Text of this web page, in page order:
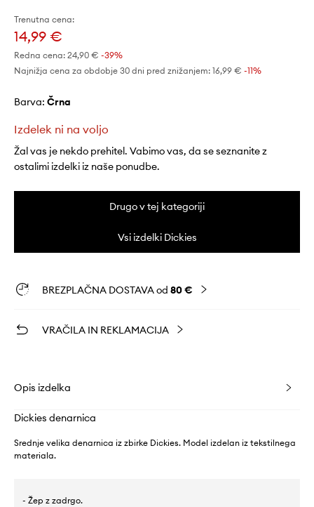
Trenutna cena:
14,99 €
Redna cena: 24,90 € -39%
Najnižja cena za obdobje 30 dni pred znižanjem: 16,99 € -11%
Barva: črna
Izdelek ni na voljo
Žal vas je nekdo prehitel. Vabimo vas, da se seznanite z
ostalimi izdelki iz naše ponudbe.
Drugo v tej kategoriji
Vsi izdelki Dickies
BREZPLAČNA DOSTAVA od 80 €
VRAČILA IN REKLAMACIJA
Opis izdelka
Dickies denarnica
Srednje velika denarnica iz zbirke Dickies. Model izdelan iz tekstilnega
materiala.
- Žep z zadrgo.